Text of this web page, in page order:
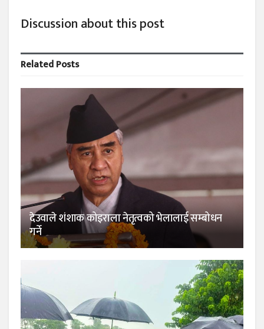
Discussion about this post
RelatedPosts
देउवाले शंशाक कोइराला नेतृत्वको भेलालाई सम्बोधन
गर्ने